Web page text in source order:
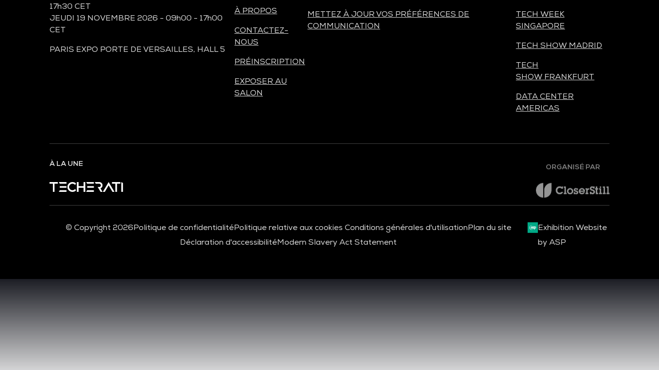
17h30 CET
JEUDI 19 NOVEMBRE 2026 - 09h00 - 17h00
CET
PARIS EXPO PORTE DE VERSAILLES, HALL 5
À PROPOS
CONTACTEZ-
NOUS
PRÉINSCRIPTION
EXPOSER AU
SALON
METTEZ À JOUR VOS PRÉFÉRENCES DE
COMMUNICATION
TECH WEEK
SINGAPORE
TECH SHOW MADRID
TECH
SHOW FRANKFURT
DATA CENTER
AMERICAS
À LA UNE ORGANISÉ PAR
© Copyright 2026Politique de confidentialitéPolitique relative aux cookies Conditions générales d'utilisationPlan du site
Déclaration d'accessibilitéModern Slavery Act Statement
Exhibition Website
by ASP